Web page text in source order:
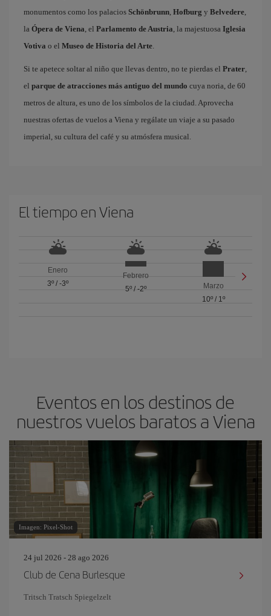
monumentos como los palacios Schönbrunn, Hofburg y Belvedere,
la Ópera de Viena, el Parlamento de Austria, la majestuosa Iglesia
Votiva o el Museo de Historia del Arte.
Si te apetece soltar al niño que llevas dentro, no te pierdas el Prater,
el parque de atracciones más antiguo del mundo cuya noria, de 60
metros de altura, es uno de los símbolos de la ciudad. Aprovecha
nuestras ofertas de vuelos a Viena y regálate un viaje a su pasado
imperial, su cultura del café y su atmósfera musical.
El tiempo en Viena
Enero
3º/ -3º
Febrero
5º/ -2º
Marzo
10º/ 1º
Eventos en los destinos de
nuestros vuelos baratos a Viena
Imagen: Pixel-Shot
24 jul 2026 - 28 ago 2026
Club de Cena Burlesque
Tritsch Tratsch Spiegelzelt